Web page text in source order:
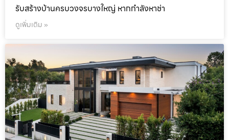
รับสร้างบ้านครบวงจรบางใหญ่ หากกำลังหาช่า
ดูเพิ่มเติม »